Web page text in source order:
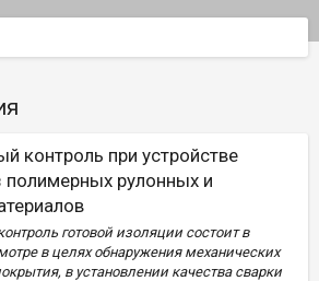
контроль при устройстве
полимерных рулонных и
готовой изоляции состоит в
в целях обнаружения механических
в установлении качества сварки